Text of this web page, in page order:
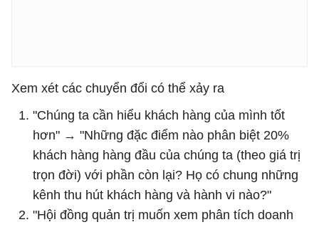
Xem xét các chuyển đổi có thể xảy ra
"Chúng ta cần hiểu khách hàng của mình tốt
hơn" → "Những đặc điểm nào phân biệt 20%
khách hàng hàng đầu của chúng ta (theo giá trị
trọn đời) với phần còn lại? Họ có chung những
kênh thu hút khách hàng và hành vi nào?"
"Hội đồng quản trị muốn xem phân tích doanh